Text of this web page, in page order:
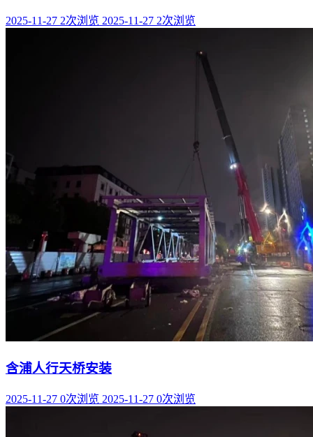
2025-11-27 2次浏览 2025-11-27 2次浏览
含浦人行天桥安装
2025-11-27 0次浏览 2025-11-27 0次浏览